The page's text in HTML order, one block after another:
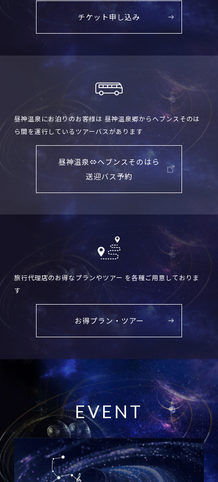
チケット申し込み
昼神温泉にお泊りのお客様は 昼神温泉郷からヘブンスそのは
ら間を運行しているツアーバスがあります
昼神温泉⇔ヘブンスそのはら
送迎バス予約
旅行代理店のお得なプランやツアー を各種ご用意しておりま
す
お得プラン・ツアー
EVE NT